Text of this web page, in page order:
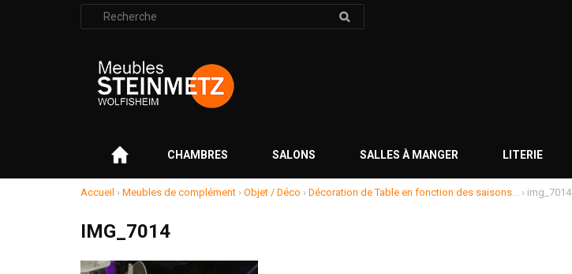
Rechercher
:
CHAMBRES SALONS SALLES À MANGER LITERIE
Accueil › Meubles de complément › Objet / Déco › Décoration de Table en fonction des saisons… › img_7014
IMG_7014